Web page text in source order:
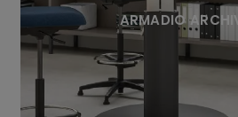
ARMADIO